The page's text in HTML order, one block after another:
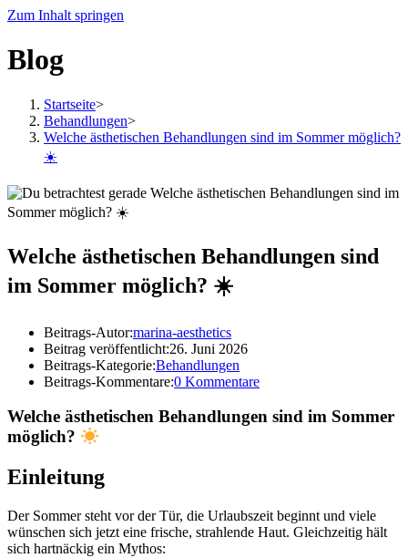
Zum Inhalt springen
Blog
Startseite>
Behandlungen>
Welche ästhetischen Behandlungen sind im Sommer möglich?
☀️
Welche ästhetischen Behandlungen sind
im Sommer möglich? ☀️
Beitrags-Autor:marina-aesthetics
Beitrag veröffentlicht:26. Juni 2026
Beitrags-Kategorie:Behandlungen
Beitrags-Kommentare:0 Kommentare
Welche ästhetischen Behandlungen sind im Sommer
möglich?
Einleitung
Der Sommer steht vor der Tür, die Urlaubszeit beginnt und viele
wünschen sich jetzt eine frische, strahlende Haut. Gleichzeitig hält
sich hartnäckig ein Mythos: